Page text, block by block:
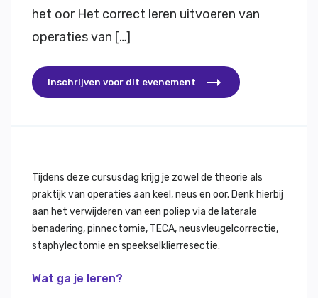
het oor Het correct leren uitvoeren van
operaties van […]
Inschrijven voor dit evenement
Tijdens deze cursusdag krijg je zowel de theorie als
praktijk van operaties aan keel, neus en oor. Denk hierbij
aan het verwijderen van een poliep via de laterale
benadering, pinnectomie, TECA, neusvleugelcorrectie,
staphylectomie en speekselklierresectie.
Wat ga je leren?